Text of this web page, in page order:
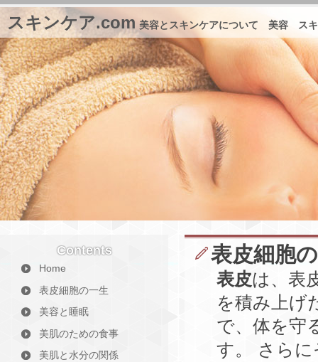
スキンケア.com 美容とスキンケアについて 美容 ス
表皮細胞
表皮は、表
を積み上げ
で、体を守
す。 さら
Contents
Home
表皮細胞の一生
美容と睡眠
美肌のための食事
美肌と水分の関係